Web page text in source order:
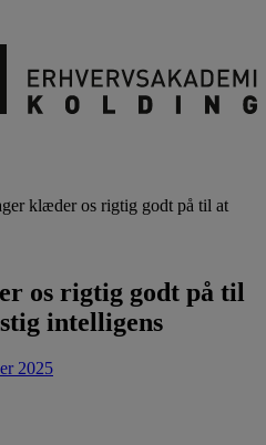
klæder os rigtig godt på til at
os rigtig godt på til
intelligens
2025